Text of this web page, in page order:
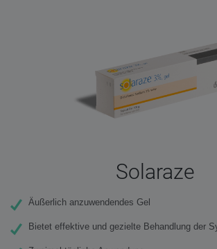
Solaraze
Äußerlich anzuwendendes Gel
Bietet effektive und gezielte Behandlung der